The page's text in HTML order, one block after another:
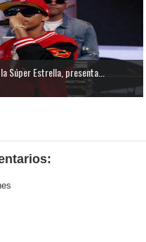
Súper Estrella, presenta...